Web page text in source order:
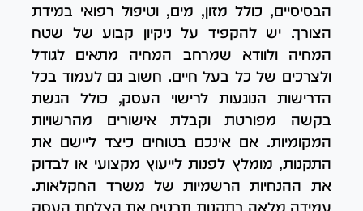
הבסיסיים, כולל מזון, מים, וטיפול רפואי במידת
הצורך. יש להקפיד על ניקיון קבוע של שטח
המחיה ולוודא שמרחב המחיה מתאים לגודל
ולצרכים של כל בעל חיים. חשוב גם לעמוד בכל
הדרישות הנוגעות לרישוי העסק, כולל הגשת
בקשה מפורטת וקבלת אישורים מהרשויות
המקומיות. אם אינכם בטוחים כיצד ליישם את
התקנות, מומלץ לפנות לייעוץ מקצועי או לבדוק
את ההנחיות הרשמיות של משרד החקלאות.
עמידה מלאה בתקנות תבטיח את הצלחת העסק